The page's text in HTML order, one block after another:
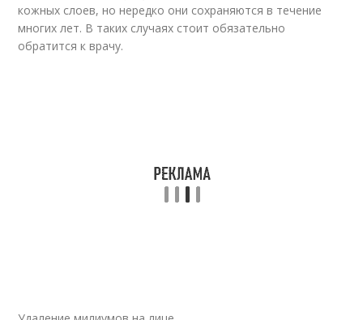
кожных слоев, но нередко они сохраняются в течение
многих лет. В таких случаях стоит обязательно
обратится к врачу.